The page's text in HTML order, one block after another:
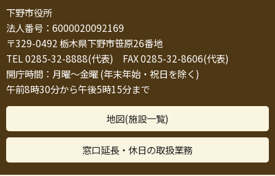
下野市役所
法人番号：6000020092169
〒329-0492 栃木県下野市笹原26番地
TEL 0285-32-8888(代表) FAX 0285-32-8606(代表)
開庁時間：月曜～金曜 (年末年始・祝日を除く)
午前8時30分から午後5時15分まで
地図(施設一覧)
窓口延長・休日の取扱業務